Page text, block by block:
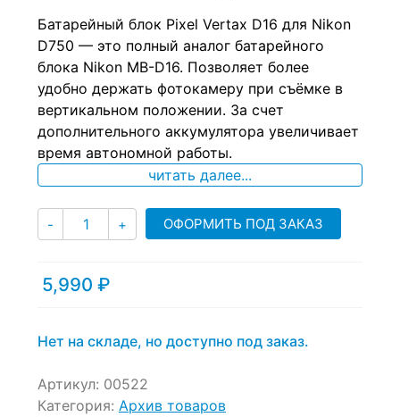
out
of
based
on
customer
ratings
Батарейный блок Pixel Vertax D16 для Nikon
D750 — это полный аналог батарейного
блока Nikon MB-D16. Позволяет более
удобно держать фотокамеру при съёмке в
вертикальном положении. За счет
дополнительного аккумулятора увеличивает
время автономной работы.
читать далее...
- Количество
+ ОФОРМИТЬ ПОД ЗАКАЗ
5,990 ₽
Нет на складе, но доступно под заказ.
Артикул: 00522
Категория: Архив товаров